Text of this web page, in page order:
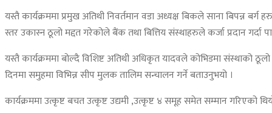
यस्तै कार्यक्रममा प्रमुख अतिथी निवर्तमान वडा अध्यक्ष बिकले साना बिपन्न बर्ग
स्तर उकास्न ठूलो मद्दत गरेकोले बैंक तथा बित्तिय संस्थाहरुले कर्जा प्रदान गर्दा
यस्तै कार्यक्रममा बोल्दै विशिष्ट अतिथी अधिकृत यादवले कोभिडमा संस्थाको
दिनमा समुहमा विभिन्न सीप मुलक तालिम सन्चालन गर्ने बताउनुभयो ।
कार्यक्रममा उत्कृष्ट बचत उत्कृष्ट उद्यमी ,उत्कृष्ट ४ समूह समेत सम्मान गरिएको